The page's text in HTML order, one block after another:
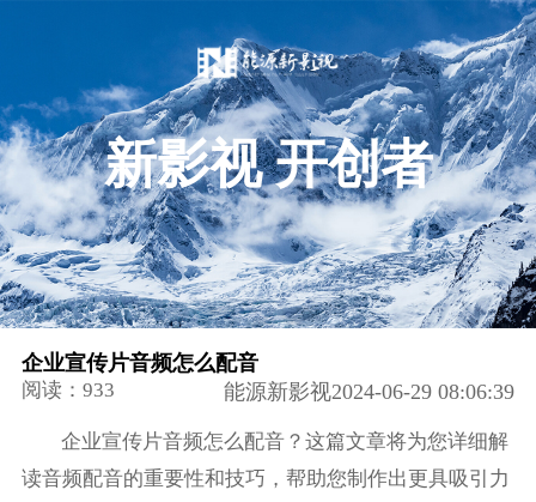
新影视 开创者
企业宣传片音频怎么配音
阅读：933 能源新影视2024-06-29 08:06:39
企业宣传片音频怎么配音？这篇文章将为您详细解
读音频配音的重要性和技巧，帮助您制作出更具吸引力